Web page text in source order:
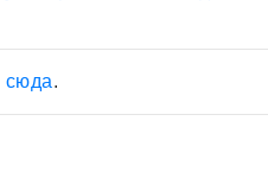
сюда.